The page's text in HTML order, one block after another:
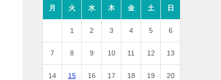
月 火 水 木 金 土 日
1 2 3 4 5 6
7 8 9 10 11 12 13
14 15 16 17 18 19 20